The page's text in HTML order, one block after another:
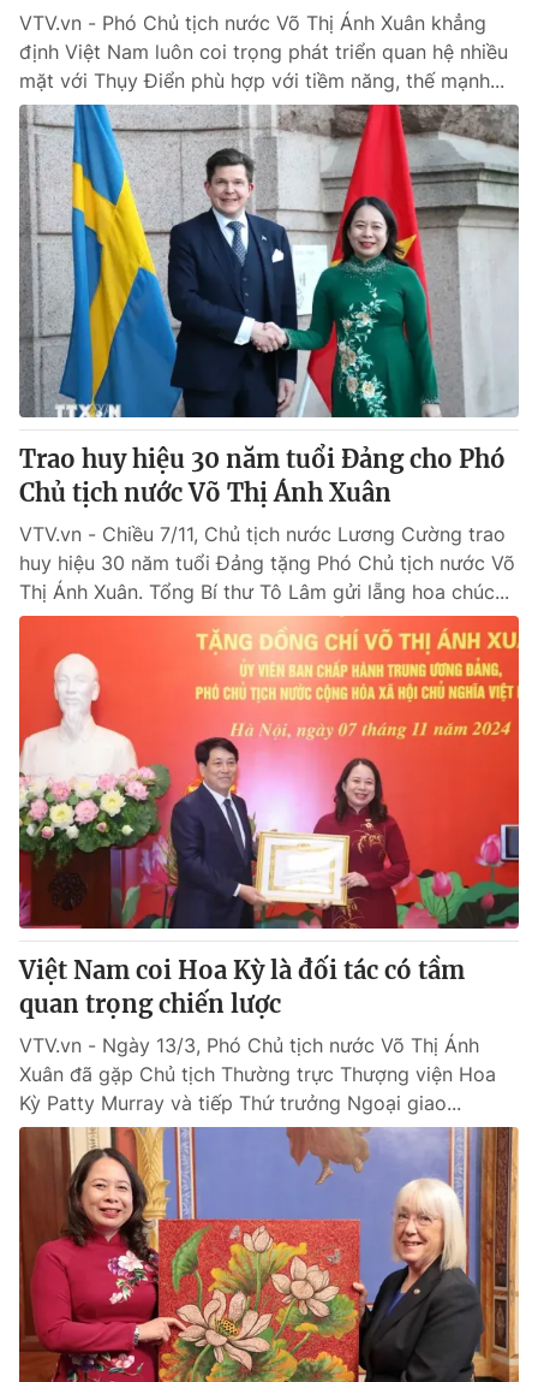
VTV.vn - Phó Chủ tịch nước Võ Thị Ánh Xuân khẳng
định Việt Nam luôn coi trọng phát triển quan hệ nhiều
mặt với Thụy Điển phù hợp với tiềm năng, thế mạnh...
Trao huy hiệu 30 năm tuổi Đảng cho Phó
Chủ tịch nước Võ Thị Ánh Xuân
VTV.vn - Chiều 7/11, Chủ tịch nước Lương Cường trao
huy hiệu 30 năm tuổi Đảng tặng Phó Chủ tịch nước Võ
Thị Ánh Xuân. Tổng Bí thư Tô Lâm gửi lẵng hoa chúc...
Việt Nam coi Hoa Kỳ là đối tác có tầm
quan trọng chiến lược
VTV.vn - Ngày 13/3, Phó Chủ tịch nước Võ Thị Ánh
Xuân đã gặp Chủ tịch Thường trực Thượng viện Hoa
Kỳ Patty Murray và tiếp Thứ trưởng Ngoại giao...